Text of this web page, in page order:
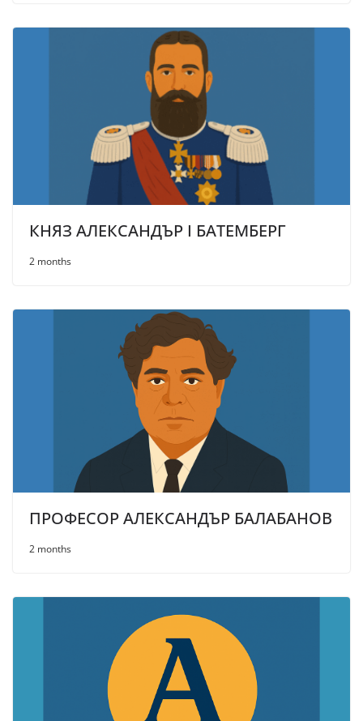
КНЯЗ АЛЕКСАНДЪР I БАТЕМБЕРГ
2 months
ПРОФЕСОР АЛЕКСАНДЪР БАЛАБАНОВ
2 months